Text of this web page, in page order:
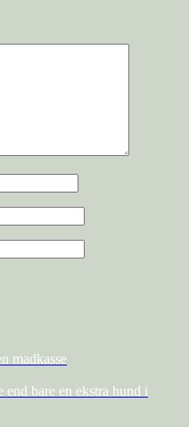
madkasse
end bare en ekstra hund i